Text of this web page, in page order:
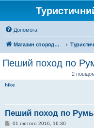
Допомога
Магазин спорядження
Пеший поход по
2
hike
Пеший поход по
П01 лютого 2016, 16:30